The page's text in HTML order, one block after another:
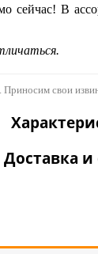
сейчас! В
Приносим свои
Доставка и